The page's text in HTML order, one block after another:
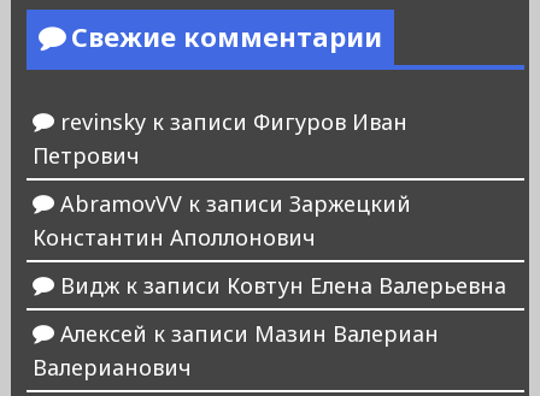
Свежие комментарии
revinskyк записи Фигуров Иван
Петрович
AbramovVVк записи Заржецкий
Константин Аполлонович
Виджк записи Ковтун Елена Валерьевна
Алексей к записи Мазин Валериан
Валерианович